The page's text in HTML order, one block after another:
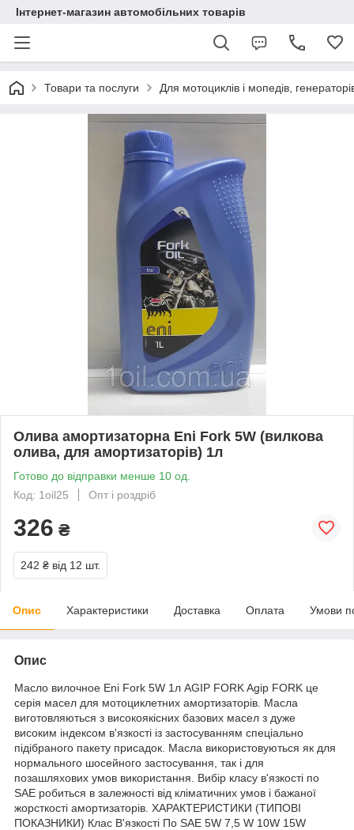
Інтернет-магазин автомобільних товарів
Товари та послуги Для мотоциклів і мопедів,
Олива амортизаторна Eni Fork 5W (вилкова
олива, для амортизаторів) 1л
Готово до відправки менше 10 од.
Код: 1oil25
Опт і роздріб
326 ₴
242 ₴ від 12 шт.
Опис Характеристики Доставка Оплата Умови
Опис
Масло вилочное Eni Fork 5W 1л AGIP FORK Agip FORK це
серія масел для мотоциклетних амортизаторів. Масла
виготовляються з високоякісних базових масел з дуже
високим індексом в'язкості із застосуванням спеціально
підібраного пакету присадок. Масла використовуються як для
нормального шосейного застосування, так і для
позашляхових умов використання. Вибір класу в'язкості по
SAE робиться в залежності від кліматичних умов і бажаної
жорсткості амортизаторів. ХАРАКТЕРИСТИКИ (ТИПОВІ
ПОКАЗНИКИ) Клас В'язкості По SAE 5W 7,5 W 10W 15W